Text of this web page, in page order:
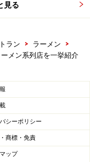
見る
ラン > ラーメン
>
メン系列店を一挙紹介
シーポリシー
商標・免責
ップ